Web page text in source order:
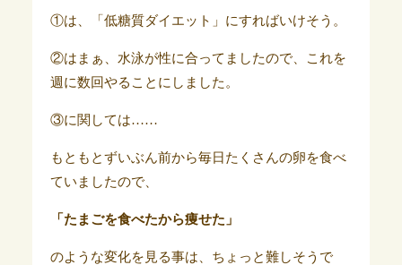
①は、「低糖質ダイエット」にすればいけそう。
②はまぁ、水泳が性に合ってましたので、これを
週に数回やることにしました。
③に関しては……
もともとずいぶん前から毎日たくさんの卵を食べ
ていましたので、
「たまごを食べたから痩せた」
のような変化を見る事は、ちょっと難しそうで